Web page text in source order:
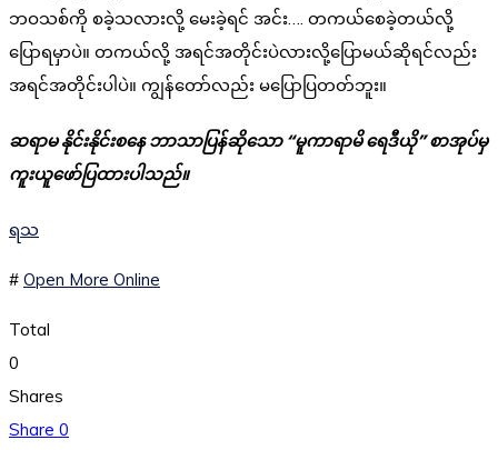
ဘဝသစ်ကို စခဲ့သလားလို့ မေးခဲ့ရင် အင်း…. တကယ်စေခဲ့တယ်လို့
ပြောရမှာပဲ။ တကယ်လို့ အရင်အတိုင်းပဲလားလို့ပြောမယ်ဆိုရင်လည်း
အရင်အတိုင်းပါပဲ။ ကျွန်တော်လည်း မပြောပြတတ်ဘူး။
ဆရာမ နိုင်းနိုင်းစနေ ဘာသာပြန်ဆိုသော “မူကာရာမိ ရေဒီယို” စာအုပ်မှ
ကူးယူဖော်ပြထားပါသည်။
ရသ
# Open More Online
Total
0
Shares
Share 0